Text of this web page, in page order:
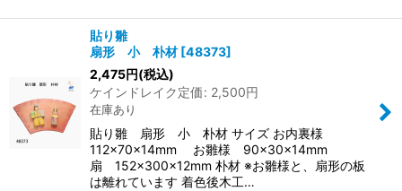
貼り雛
扇形 小 朴材 [48373]
2,475円(税込)
ケインドレイク定価: 2,500円
在庫あり
貼り雛 扇形 小 朴材 サイズ お内裏様
112×70×14mm お雛様 90×30×14mm
扇 152×300×12mm 朴材 ※お雛様と、扇形の板
は離れています 着色後木工…